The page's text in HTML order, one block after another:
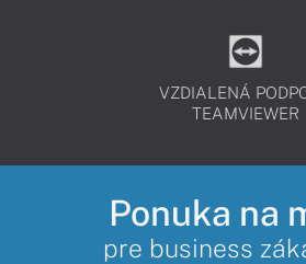
VZDIALENÁ
TEAMVIEWER
Ponuka na
pre business